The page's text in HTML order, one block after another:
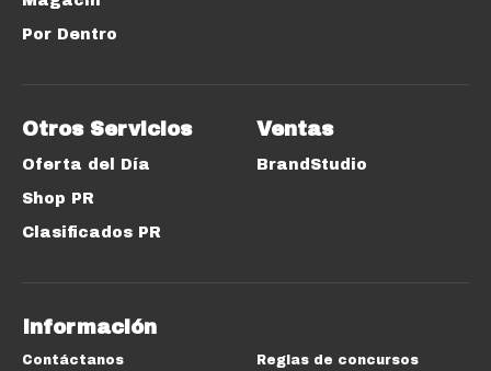
Por Dentro
Otros Servicios
Oferta del Día
Shop PR
Clasificados PR
Ventas
BrandStudio
Información
Contáctanos Reglas de concursos